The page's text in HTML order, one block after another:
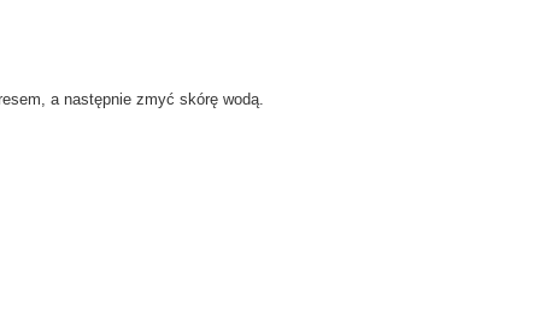
a następnie zmyć skórę wodą.